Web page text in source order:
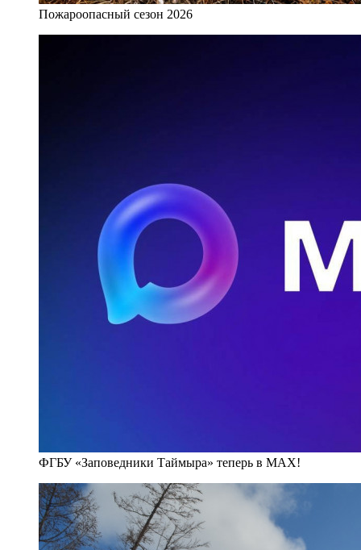
Пожароопасный сезон 2026
ФГБУ «Заповедники Таймыра» теперь в MAX!